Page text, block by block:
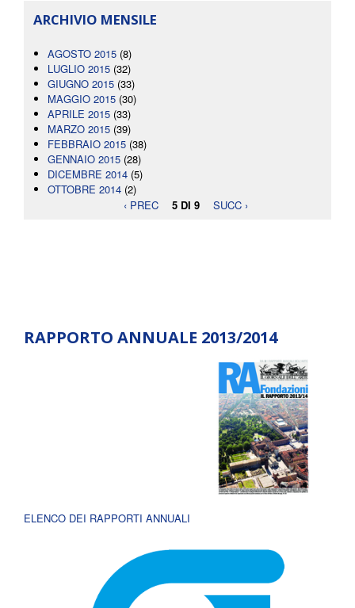
ARCHIVIO MENSILE
AGOSTO 2015 (8)
LUGLIO 2015 (32)
GIUGNO 2015 (33)
MAGGIO 2015 (30)
APRILE 2015 (33)
MARZO 2015 (39)
FEBBRAIO 2015 (38)
GENNAIO 2015 (28)
DICEMBRE 2014 (5)
OTTOBRE 2014 (2)
‹ PREC
5 DI 9 SUCC ›
RAPPORTO ANNUALE 2013/2014
ELENCO DEI RAPPORTI ANNUALI